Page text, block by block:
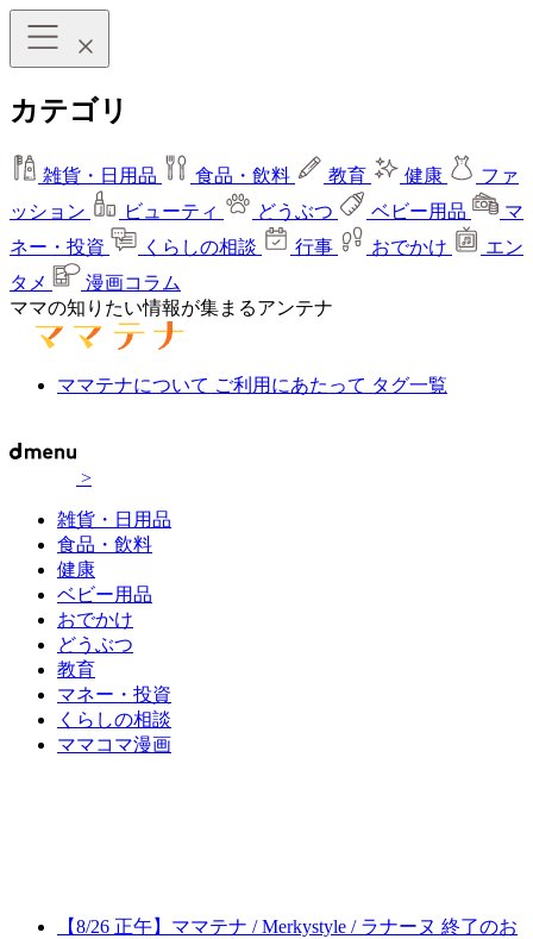
カテゴリ
雑貨・日用品 食品・飲料 教育 健康
ファ
ッション
ビューティ どうぶつ ベビー用品
マ
ネー・投資
くらしの相談 行事 おでかけ
エン
タメ
漫画コラム
ママの知りたい情報が集まるアンテナ
ママテナについて ご利用にあたって タグ一覧
>
雑貨・日用品
食品・飲料
健康
ベビー用品
おでかけ
どうぶつ
教育
マネー・投資
くらしの相談
ママコマ漫画
【8/26 正午】ママテナ / Merkystyle / ラナーヌ 終了のお